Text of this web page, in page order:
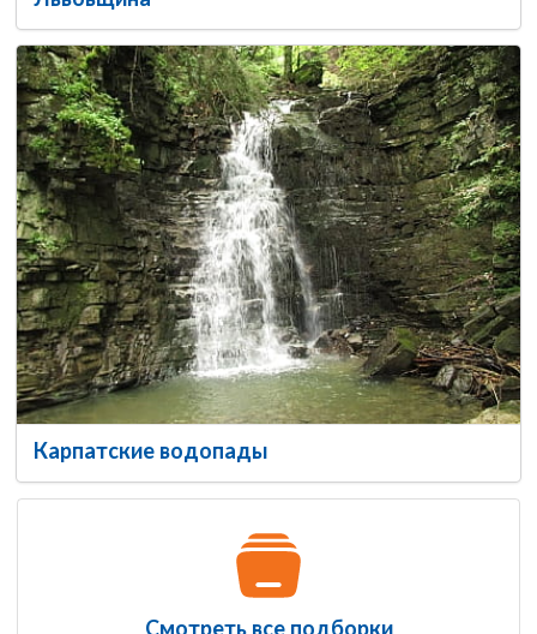
Карпатские водопады
Смотреть все подборки